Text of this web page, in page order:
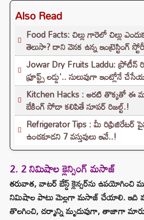
Also Read
Food Facts: చిల్లు గారెలో చిల్లు
తెలుసా? దాని వెనక ఉన్న ఇంట్రెస్టింగ్
Jowar Dry Fruits Laddu: ప్రోటీన్
ఫ్రూప్ట్స్ లడ్డు'.. సులువుగా ఇంట్లోనే
Kitchen Hacks : అరటి తొక్కతో ఈ
బేకింగ్ సోడా కలిపితే సూపర్ రిజల్ట్.!
Refrigerator Tips : మీ రిఫ్రిజిరేటర్
ఉంచకూడని 7 వస్తువులు ఇవే..!
2. 2 నిమిషాల క్లెన్సింగ్ మసాజ్
తరువాత, వాటర్ బేస్డ్ క్లెన్సర్‌ను ఉపయోగించి
నిమిషాల పాటు మెల్లగా మసాజ్ చేయాలి. ఇది
తొలగించి, చర్మాన్ని మృదువుగా, తాజాగా